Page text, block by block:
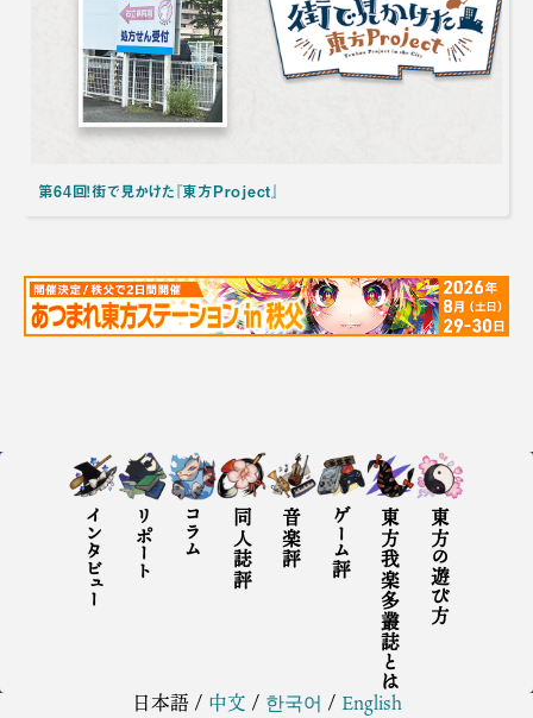
第64回！街で見かけた『東方Project』
インタビュー リポート コラム 同人誌評 音楽評 ゲーム評 東方我楽多叢誌とは 東方の遊び方
日本語/ 中文 / 한국어 / English